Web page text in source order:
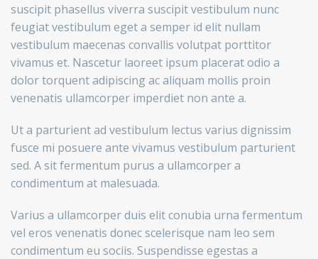
suscipit phasellus viverra suscipit vestibulum nunc
feugiat vestibulum eget a semper id elit nullam
vestibulum maecenas convallis volutpat porttitor
vivamus et. Nascetur laoreet ipsum placerat odio a
dolor torquent adipiscing ac aliquam mollis proin
venenatis ullamcorper imperdiet non ante a.
Ut a parturient ad vestibulum lectus varius dignissim
fusce mi posuere ante vivamus vestibulum parturient
sed. A sit fermentum purus a ullamcorper a
condimentum at malesuada.
Varius a ullamcorper duis elit conubia urna fermentum
vel eros venenatis donec scelerisque nam leo sem
condimentum eu sociis. Suspendisse egestas a